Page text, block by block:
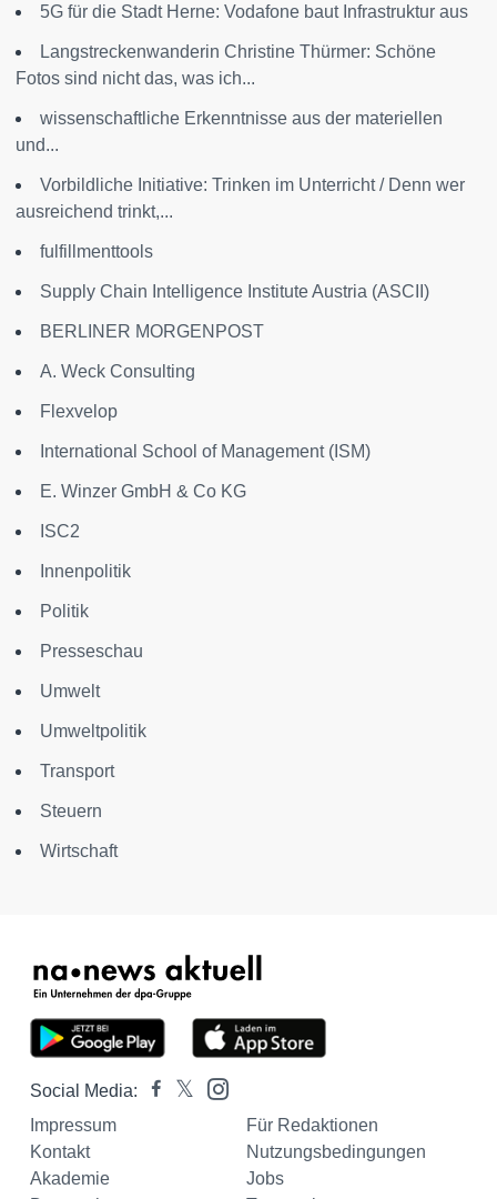
5G für die Stadt Herne: Vodafone baut Infrastruktur aus
Langstreckenwanderin Christine Thürmer: Schöne
Fotos sind nicht das, was ich...
wissenschaftliche Erkenntnisse aus der materiellen
und...
Vorbildliche Initiative: Trinken im Unterricht / Denn wer
ausreichend trinkt,...
fulfillmenttools
Supply Chain Intelligence Institute Austria (ASCII)
BERLINER MORGENPOST
A. Weck Consulting
Flexvelop
International School of Management (ISM)
E. Winzer GmbH & Co KG
ISC2
Innenpolitik
Politik
Presseschau
Umwelt
Umweltpolitik
Transport
Steuern
Wirtschaft
Social Media:
Impressum
Für Redaktionen
Kontakt
Nutzungsbedingungen
Akademie
Jobs